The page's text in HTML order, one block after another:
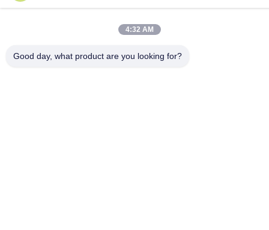
sean@risunpolymer.com
Ningún camino del sur de 19 Qingjiang, Nanjing City, China
4:32 AM
Good day, what product are you looking for?